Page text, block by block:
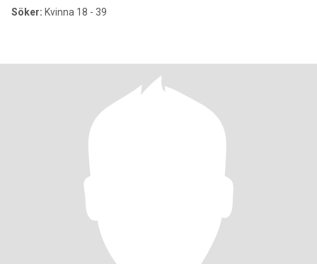
Söker: Kvinna 18 - 39